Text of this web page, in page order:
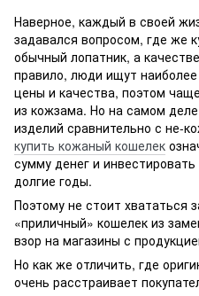
Наверное, каждый в своей
задавался вопросом, где же
обычный лопатник, а
правило, люди ищут
цены и качества, поэтом
из кожзама. Но на самом
изделий сравнительно с не-
купить кожаный кошелек
сумму денег и
долгие годы.
Поэтому не стоит хвататься
«приличный» кошелек из
взор на магазины с
Но как же отличить, где
очень расстраивает